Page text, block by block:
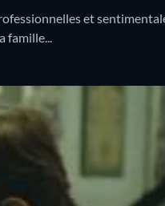
et
famille...